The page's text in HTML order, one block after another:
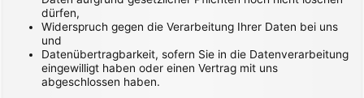
dürfen,
Widerspruch gegen die Verarbeitung Ihrer Daten bei uns
und
Datenübertragbarkeit, sofern Sie in die Datenverarbeitung
eingewilligt haben oder einen Vertrag mit uns
abgeschlossen haben.